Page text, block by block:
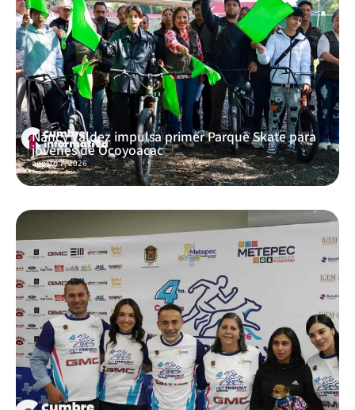
Nancy Valdez impulsa primer Parque Skate para
jóvenes de Ocoyoacac
agosto 7, 2026